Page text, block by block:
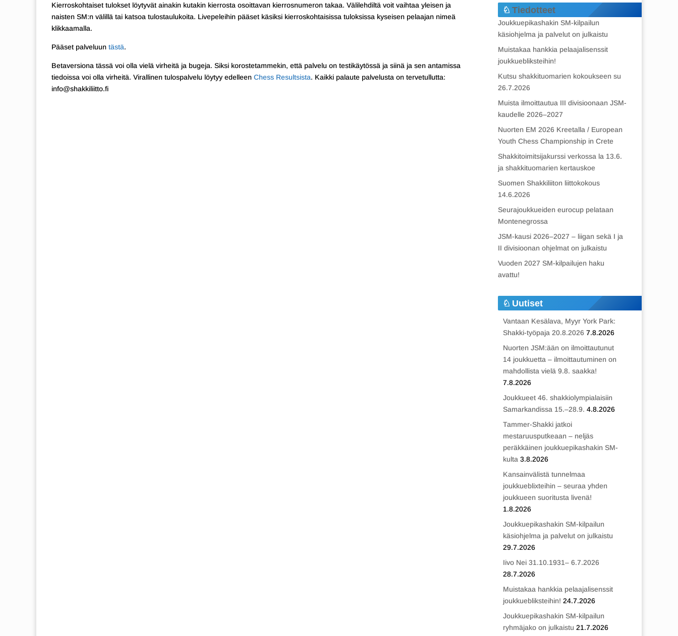
Kierroskohtaiset tulokset löytyvät ainakin kutakin kierrosta osoittavan kierrosnumeron takaa. Välilehdiltä voit vaihtaa yleisen ja
naisten SM:n välillä tai katsoa tulostaulukoita. Livepeleihin pääset käsiksi kierroskohtaisissa tuloksissa kyseisen pelaajan nimeä
klikkaamalla.
Pääset palveluun tästä.
Betaversiona tässä voi olla vielä virheitä ja bugeja. Siksi korostetammekin, että palvelu on testikäytössä ja siinä ja sen antamissa
tiedoissa voi olla virheitä. Virallinen tulospalvelu löytyy edelleen Chess Resultsista. Kaikki palaute palvelusta on tervetullutta:
info@shakkiliitto.fi
Tiedotteet
Joukkuepikashakin SM-kilpailun
käsiohjelma ja palvelut on julkaistu
Muistakaa hankkia pelaajalisenssit
joukkuebliksteihin!
Kutsu shakkituomarien kokoukseen su
26.7.2026
Muista ilmoittautua III divisioonaan JSM-
kaudelle 2026–2027
Nuorten EM 2026 Kreetalla / European
Youth Chess Championship in Crete
Shakkitoimitsijakurssi verkossa la 13.6.
ja shakkituomarien kertauskoe
Suomen Shakkiliiton liittokokous
14.6.2026
Seurajoukkueiden eurocup pelataan
Montenegrossa
JSM-kausi 2026–2027 – liigan sekä I ja
II divisioonan ohjelmat on julkaistu
Vuoden 2027 SM-kilpailujen haku
avattu!
Uutiset
Vantaan Kesälava, Myyr York Park:
Shakki-työpaja 20.8.2026 7.8.2026
Nuorten JSM:ään on ilmoittautunut
14 joukkuetta – ilmoittautuminen on
mahdollista vielä 9.8. saakka!
7.8.2026
Joukkueet 46. shakkiolympialaisiin
Samarkandissa 15.–28.9. 4.8.2026
Tammer-Shakki jatkoi
mestaruusputkeaan – neljäs
peräkkäinen joukkuepikashakin SM-
kulta 3.8.2026
Kansainvälistä tunnelmaa
joukkueblixteihin – seuraa yhden
joukkueen suoritusta livenä!
1.8.2026
Joukkuepikashakin SM-kilpailun
käsiohjelma ja palvelut on julkaistu
29.7.2026
Iivo Nei 31.10.1931– 6.7.2026
28.7.2026
Muistakaa hankkia pelaajalisenssit
joukkuebliksteihin! 24.7.2026
Joukkuepikashakin SM-kilpailun
ryhmäjako on julkaistu 21.7.2026